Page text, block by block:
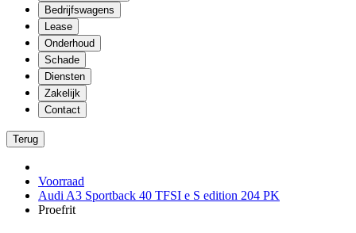
Bedrijfswagens
Lease
Onderhoud
Schade
Diensten
Zakelijk
Contact
Terug
Voorraad
Audi A3 Sportback 40 TFSI e S edition 204 PK
Proefrit